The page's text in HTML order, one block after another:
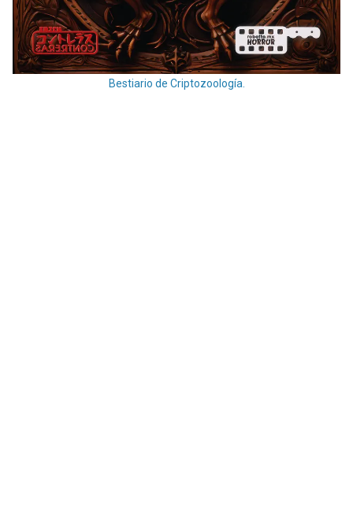
Bestiario de Criptozoología.